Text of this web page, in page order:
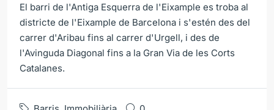
El barri de l'Antiga Esquerra de l'Eixample es troba al
districte de l'Eixample de Barcelona i s'estén des del
carrer d'Aribau fins al carrer d'Urgell, i des de
l'Avinguda Diagonal fins a la Gran Via de les Corts
Catalanes.